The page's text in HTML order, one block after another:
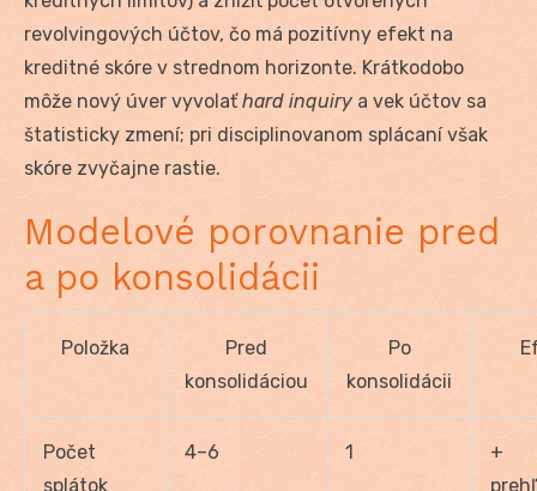
revolvingových účtov, čo má pozitívny efekt na
kreditné skóre v strednom horizonte. Krátkodobo
môže nový úver vyvolaťhard inquiry a vek účtov sa
štatisticky zmení; pri disciplinovanom splácaní však
skóre zvyčajne rastie.
Modelové porovnanie pred
a po konsolidácii
Položka
Pred
konsolidáciou
Po
konsolidácii
Počet
splátok
4–6 1
+